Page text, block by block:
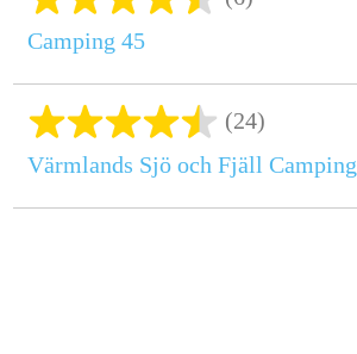
Camping 45
(24)
Värmlands Sjö och Fjäll Camping